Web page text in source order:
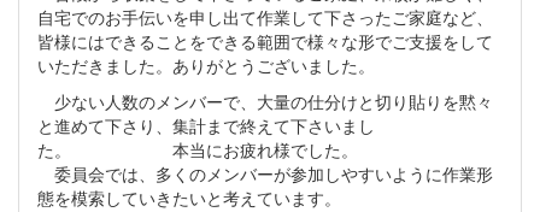
自宅でのお手伝いを申し出て作業して下さったご家庭など、
皆様にはできることをできる範囲で様々な形でご支援をして
いただきました。ありがとうございました。
少ない人数のメンバーで、大量の仕分けと切り貼りを黙々
と進めて下さり、集計まで終えて下さいまし
た。 本当にお疲れ様でした。
委員会では、多くのメンバーが参加しやすいように作業形
態を模索していきたいと考えています。